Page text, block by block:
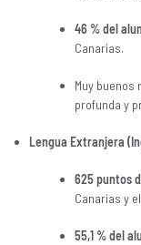
46 % del
Canarias.
Muy
profunda y
Lengua Extranjera
625 puntos
Canarias y
55,1 % del